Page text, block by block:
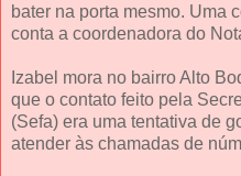
bater na porta mesmo. Uma
conta a coordenadora do
Izabel mora no bairro Alto
que o contato feito pela
(Sefa) era uma tentativa de
atender às chamadas de